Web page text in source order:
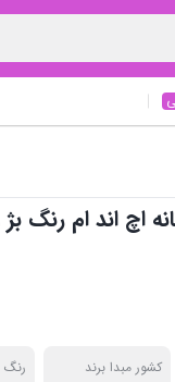
اند ام رنگ بژ روشن
کشور مبدا برند رنگ